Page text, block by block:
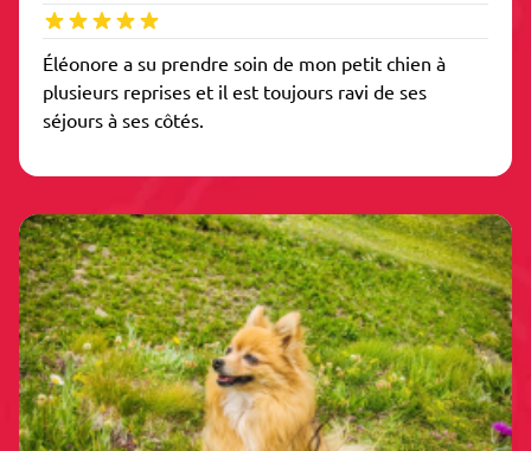
Éléonore a su prendre soin de mon petit chien à
plusieurs reprises et il est toujours ravi de ses
séjours à ses côtés.